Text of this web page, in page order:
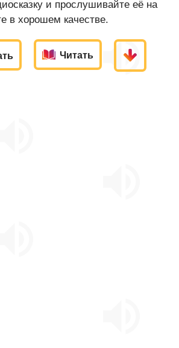
и прослушивайте её на
в хорошем качестве.
Читать